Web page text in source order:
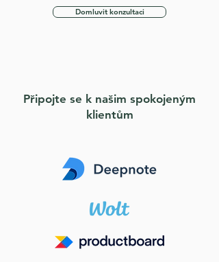
Domluvit konzultaci
Připojte se k našim spokojeným
klientům